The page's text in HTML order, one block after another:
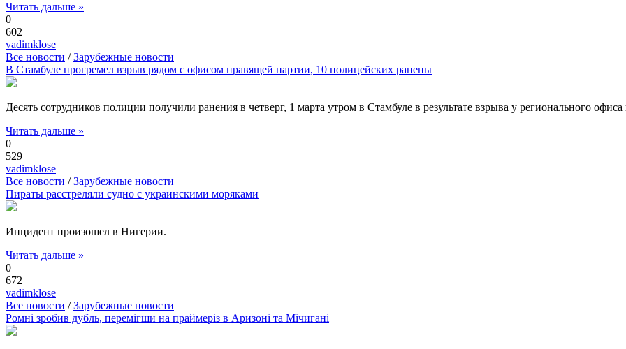
Читать дальше »
0
602
vadimklose
Все новости /Зарубежные новости
В Стамбуле прогремел взрыв рядом с офисом правящей партии, 10 полицейских ранены
Десять сотрудников полиции получили ранения в четверг, 1 марта утром в Стамбуле в результате взрыва у регионального
Читать дальше »
0
529
vadimklose
Все новости /Зарубежные новости
Пираты расстреляли судно с украинскими моряками
Инцидент произошел в Нигерии.
Читать дальше »
0
672
vadimklose
Все новости /Зарубежные новости
Ромні зробив дубль, перемігши на праймеріз в Аризоні та Мічигані